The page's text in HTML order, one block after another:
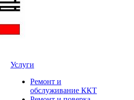
Услуги
Ремонт и
обслуживание ККТ